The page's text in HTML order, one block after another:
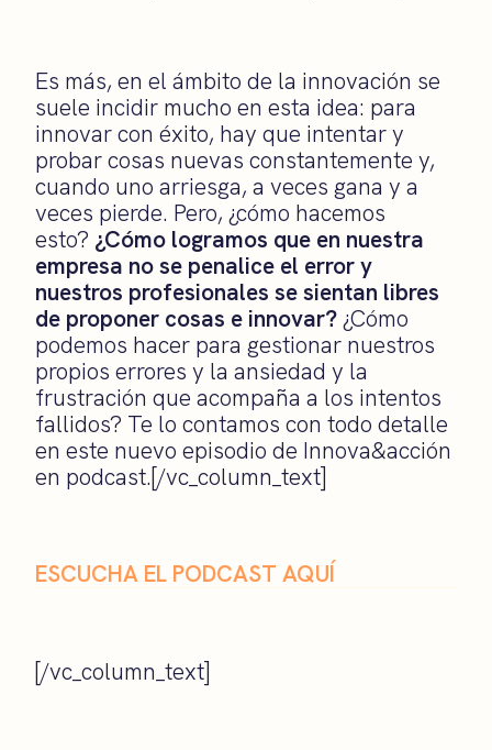
Es más, en el ámbito de la innovación se
suele incidir mucho en esta idea: para
innovar con éxito, hay que intentar y
probar cosas nuevas constantemente y,
cuando uno arriesga, a veces gana y a
veces pierde. Pero, ¿cómo hacemos
esto? ¿Cómo logramos que en nuestra
empresa no se penalice el error y
nuestros profesionales se sientan libres
de proponer cosas e innovar?¿Cómo
podemos hacer para gestionar nuestros
propios errores y la ansiedad y la
frustración que acompaña a los intentos
fallidos? Te lo contamos con todo detalle
en este nuevo episodio de Innova&acción
en podcast.[/vc_column_text]
ESCUCHA EL PODCAST AQUÍ
[/vc_column_text]